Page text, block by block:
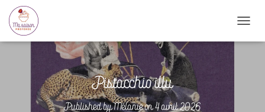
O
Pistacchio illu
Published byMélanieon4 avril 2026